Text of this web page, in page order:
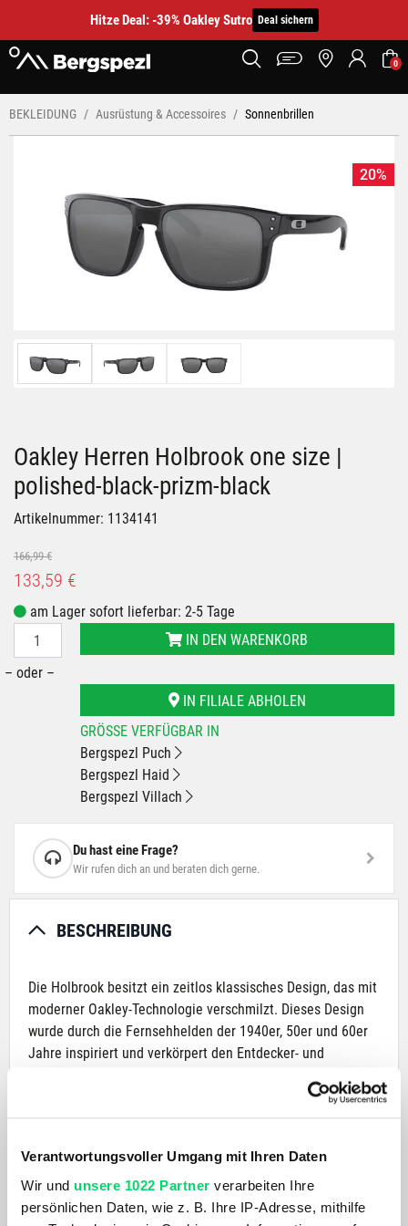
Verantwortungsvoller Umgang mit Ihren Daten
Wir und unsere 1022 Partner verarbeiten Ihre
persönlichen Daten, wie z. B. Ihre IP-Adresse, mithilfe
Hitze Deal: -39% Oakley Sutro Deal sichern
0
BEKLEIDUNG Ausrüstung & Accessoires Sonnenbrillen
20%
Oakley Herren Holbrook one size |
polished-black-prizm-black
Artikelnummer: 1134141
166,99 €
133,59 €
am Lager sofort lieferbar: 2-5 Tage
IN DEN WARENKORB
– oder –
IN FILIALE ABHOLEN
GRÖSSE VERFÜGBAR IN
Bergspezl Puch
Bergspezl Haid
Bergspezl Villach
Du hast eine Frage?
Wir rufen dich an und beraten dich gerne.
BESCHREIBUNG
Die Holbrook besitzt ein zeitlos klassisches Design, das mit
moderner Oakley-Technologie verschmilzt. Dieses Design
wurde durch die Fernsehhelden der 1940er, 50er und 60er
Jahre inspiriert und verkörpert den Entdecker- und
erhält Designakzente durch Metall-Nieten und Oakley-Icons
und ist perfekt für alle, die ein ausgewogenes
PRODUKTDETAILS